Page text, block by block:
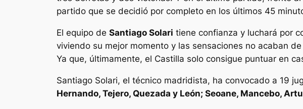
partido que se decidió por completo en los últimos 45
El equipo de Santiago Solari tiene confianza y luchará por
viviendo su mejor momento y las sensaciones no acaban
Ya que, últimamente, el Castilla solo consigue puntuar en
Santiago Solari, el técnico madridista, ha convocado a 19
Hernando, Tejero, Quezada y León; Seoane, Mancebo,